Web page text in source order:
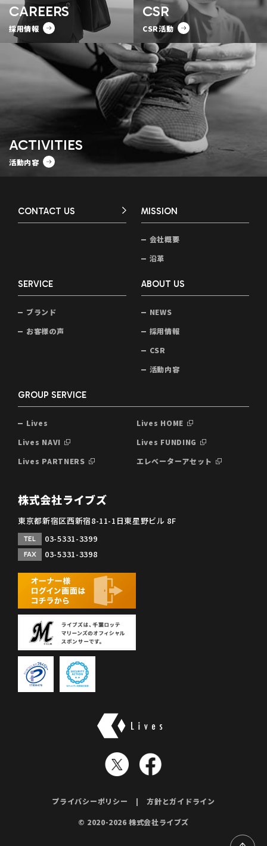
CAREERS
採用情報
CSR
CSR活動
ACTIVITIES
活動内容
CONTACT US MISSION
会社概要
沿革
SERVICE
ブランド
お客様の声
ABOUT US
NEWS
採用情報
CSR
活動内容
GROUP SERVICE
Lives
Lives HOME
Lives NAVI
Lives FUNDING
Lives PARTNERS
エレベーターアセット
株式会社ライブズ
東京都新宿区西新宿8-11-1日東星野ビル 8F
TEL 03-5331-3399
FAX 03-5331-3398
プライバシーポリシー 方針とガイドライン
© 2020-2026 株式会社ライブズ